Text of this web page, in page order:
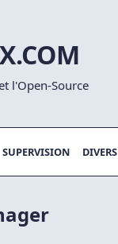
l'Open-Source
SUPERVISION DIVERS